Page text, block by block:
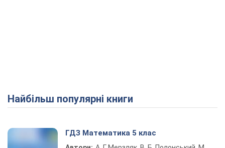
Найбільш популярні книги
ГДЗ Математика 5 клас